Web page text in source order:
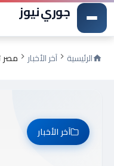
جوري نيوز
الرئيسية آخر الأخبار مصر
آخر الأخبار